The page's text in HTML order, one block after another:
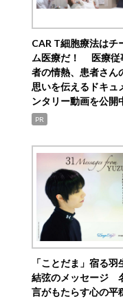
CAR T細胞療法はチ
ム医療だ！ 医療従
者の情熱、患者さん
思いを伝えるドキュ
ンタリー動画を公開
PR
「ことだま」宿る羽
結弦のメッセージ
言がもたらす心の平